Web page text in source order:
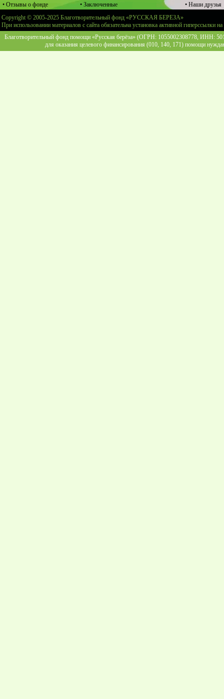
• Отзывы о фонде
• Заключенные
• Наши друзья
Copyright © 2005-2025 Благотворительный фонд «РУССКАЯ БЕРЕЗА»
При использовании материалов с сайта обязательна установка активной гиперссылки
Благотворительный фонд помощи «Русская берёза» (ОГРН: 1055002308778, ИНН:
для оказания целевого финансирования (010, 140, 171) помощи